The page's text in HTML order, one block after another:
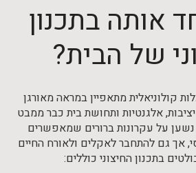
אותה בתכנון
של הבית?
קולוניאלית מתאפיין במראה מאורגן
אלגנטיות ותחושת בית כבר ממבט
נשען על עקרונות ברורים שמאפשרים
אך גם להתחבר לאקלים ולאורח החיים
בתכנון החיצוני כוללים: